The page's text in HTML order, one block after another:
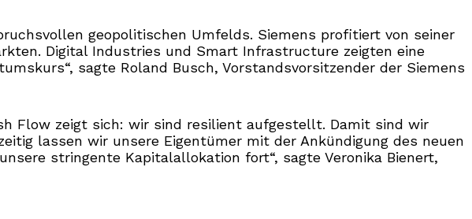
geopolitischen Umfelds. Siemens profitiert von seiner
Digital Industries und Smart Infrastructure zeigten eine
sagte Roland Busch, Vorstandsvorsitzender der Siemens
Flow zeigt sich: wir sind resilient aufgestellt. Damit sind wir
lassen wir unsere Eigentümer mit der Ankündigung des neuen
stringente Kapitalallokation fort“, sagte Veronika Bienert,